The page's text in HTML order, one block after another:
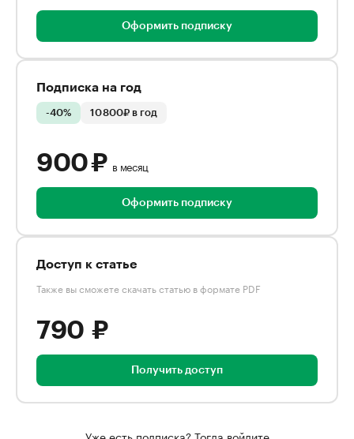
Оформить подписку
Подписка на год
-40% 10 800₽ в год
900 ₽ в месяц
Оформить подписку
Доступ к статье
Также вы сможете скачать статью в формате PDF
790 ₽
Получить доступ